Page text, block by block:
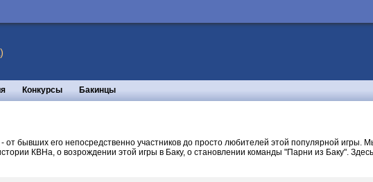
Конкурсы Бакинцы
бывших его непосредственно участников до просто любителей этой популярной игры.
КВНа, о возрождении этой игры в Баку, о становлении команды "Парни из Баку".